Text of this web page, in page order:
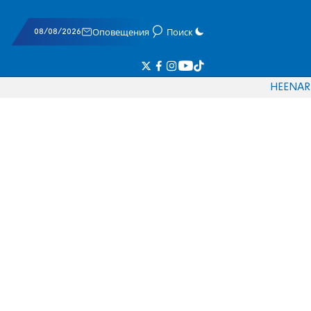
08/08/2026 Оповещения Поиск
HEENAR